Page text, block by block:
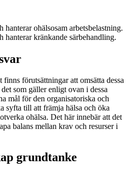
ohälsosam arbetsbelastning.
hanterar kränkande särbehandling.
förutsättningar att omsätta dessa
som gäller enligt ovan i dessa
mål för den organisatoriska och
syfta till att främja hälsa och öka
ohälsa. Det här innebär att det
balans mellan krav och resurser i
grundtanke